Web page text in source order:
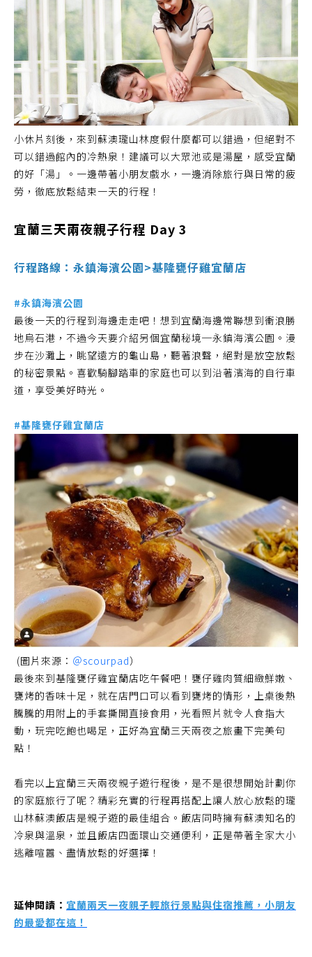
小休片刻後，來到蘇澳瓏山林度假什麼都可以錯過，但絕對不
可以錯過館內的冷熱泉！建議可以大眾池或是湯屋，感受宜蘭
的好「湯」。一邊帶著小朋友戲水，一邊消除旅行與日常的疲
勞，徹底放鬆結束一天的行程！
宜蘭三天兩夜親子行程 Day 3
行程路線：永鎮海濱公園>基隆甕仔雞宜蘭店
#永鎮海濱公園
最後一天的行程到海邊走走吧！想到宜蘭海邊常聯想到衝浪勝
地烏石港，不過今天要介紹另個宜蘭秘境─永鎮海濱公園。漫
步在沙灘上，眺望遠方的龜山島，聽著浪聲，絕對是放空放鬆
的秘密景點。喜歡騎腳踏車的家庭也可以到沿著濱海的自行車
道，享受美好時光。
#基隆甕仔雞宜蘭店
(圖片來源： ＠scourpad）
最後來到基隆甕仔雞宜蘭店吃午餐吧！甕仔雞肉質細緻鮮嫩、
甕烤的香味十足，就在店門口可以看到甕烤的情形，上桌後熱
騰騰的用附上的手套撕開直接食用，光看照片就令人食指大
動，玩完吃飽也喝足，正好為宜蘭三天兩夜之旅畫下完美句
點！
看完以上宜蘭三天兩夜親子遊行程後，是不是很想開始計劃你
的家庭旅行了呢？精彩充實的行程再搭配上讓人放心放鬆的瓏
山林蘇澳飯店是親子遊的最佳組合。飯店同時擁有蘇澳知名的
冷泉與溫泉，並且飯店四面環山交通便利，正是帶著全家大小
逃離喧囂、盡情放鬆的好選擇！
延伸閱讀： 宜蘭兩天一夜親子輕旅行景點與住宿推薦，小朋友
的最愛都在這！